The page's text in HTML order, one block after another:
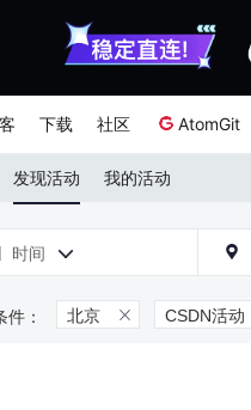
下载 社区 AtomGit
发现活动 我的活动
时间  
北京  CSDN活动